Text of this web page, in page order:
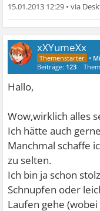
15.01.2013 12:29 •
xXYumeXx
•
Beiträge: 123
Hallo,
Wow,wirklich alles
Ich hätte auch
Manchmal schaffe
zu selten.
Ich bin ja schon
Schnupfen oder
Laufen gehe